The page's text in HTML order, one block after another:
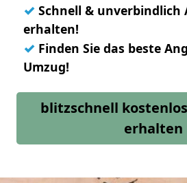
✓ Schnell & unverbindlich
erhalten!
✓ Finden Sie das beste
Umzug!
blitzschnell
erhalten